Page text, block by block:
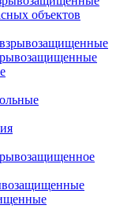
объектов